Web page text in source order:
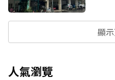
顯
人氣瀏覽